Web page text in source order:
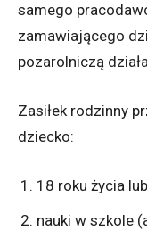
samego
zamawiającego
pozarolniczą
Zasiłek rodzinny
dziecko:
18 roku życia lub
nauki w szkole